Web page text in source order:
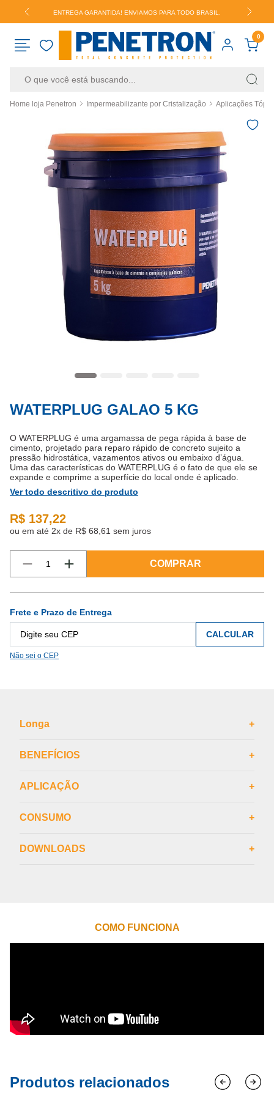
ENTREGA GARANTIDA! ENVIAMOS PARA TODO BRASIL.
0
RESULTADOS PARA SUA BUSCA
VER TUDO
Home loja Penetron Impermeabilizante por Cristalização Aplicações
WATERPLUG GALAO 5 KG
O WATERPLUG é uma argamassa de pega rápida à base de
cimento, projetado para reparo rápido de concreto sujeito a
pressão hidrostática, vazamentos ativos ou embaixo d’água.
Uma das características do WATERPLUG é o fato de que ele se
expande e comprime a superfície do local onde é aplicado.
Ver todo descritivo do produto
R$ 137,22
ou em até 2x de R$ 68,61 sem juros
COMPRAR
Frete e Prazo de Entrega
CALCULAR
Não sei o CEP
Longa +
BENEFÍCIOS +
APLICAÇÃO +
CONSUMO +
DOWNLOADS +
COMO FUNCIONA
Produtos relacionados